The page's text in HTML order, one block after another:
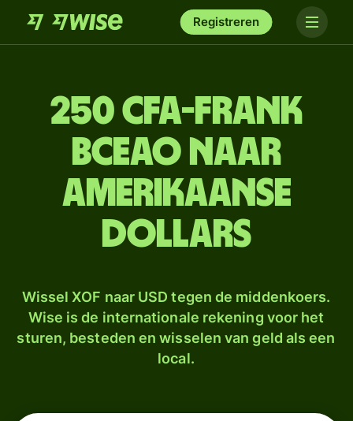
Registreren
250 CFA-frank
BCEAO naar
Amerikaanse
dollars
Wissel XOF naar USD tegen de middenkoers.
Wise is de internationale rekening voor het
sturen, besteden en wisselen van geld als een
local.